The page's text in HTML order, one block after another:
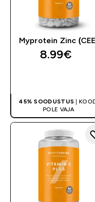
Myprotein Zinc
8.99€‎
45% SOODUSTUS |
POLE VAJA